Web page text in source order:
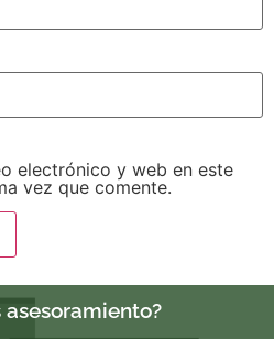
electrónico y web en este
vez que comente.
asesoramiento?